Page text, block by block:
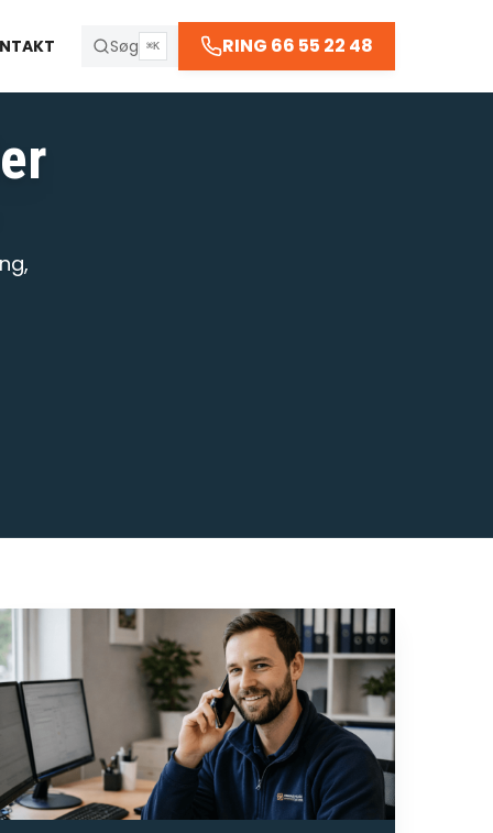
Søg ⌘K RING 66 55 22 48
66 55 22 48